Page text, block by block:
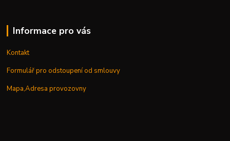
Informace pro vás
Kontakt
Formulář pro odstoupení od smlouvy
Mapa,Adresa provozovny